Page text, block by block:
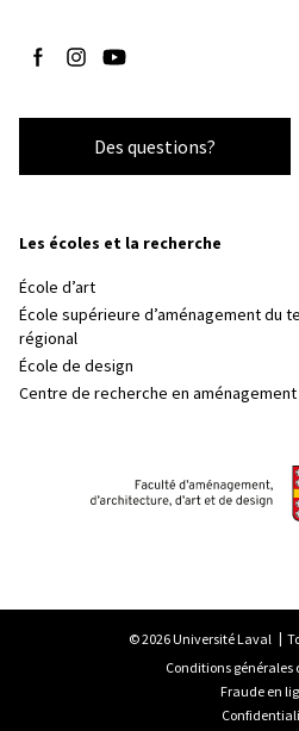
Suivez-nous sur Facebook
Suivez-nous sur Instagram
Suivez-nous sur YouTube
Des questions?
Les écoles et la recherche
École d’art
École supérieure d’aménagement
régional
École de design
Centre de recherche en
© 2026 Université Laval
Conditions
Fraude en